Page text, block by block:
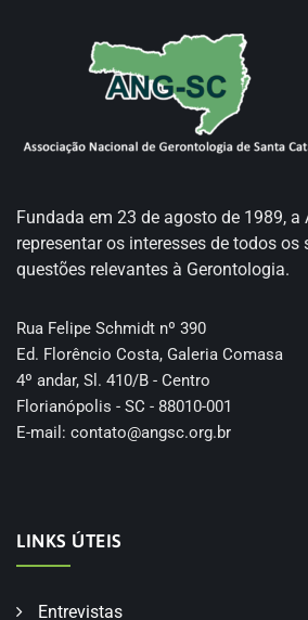
Fundada em 23 de agosto de 1989, a
representar os interesses de todos
questões relevantes à Gerontologia.
Rua Felipe Schmidt nº 390
Ed. Florêncio Costa, Galeria Comasa
4º andar, Sl. 410/B - Centro
Florianópolis - SC - 88010-001
E-mail: contato@angsc.org.br
LINKS ÚTEIS
Entrevistas